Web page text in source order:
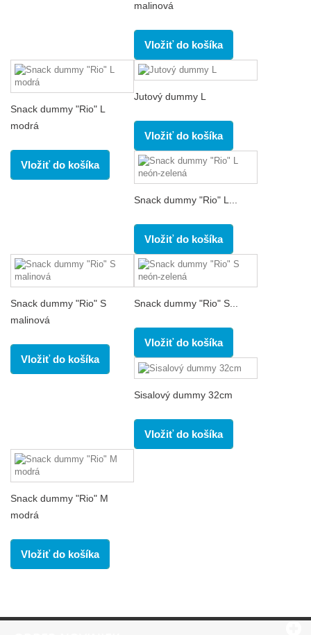
malinová
Vložiť do košíka
Snack dummy "Rio" L
modrá
Vložiť do košíka
Jutový dummy L
Vložiť do košíka
Snack dummy "Rio" L...
Vložiť do košíka
Snack dummy "Rio" S
malinová
Vložiť do košíka
Snack dummy "Rio" S...
Vložiť do košíka
Sisalový dummy 32cm
Vložiť do košíka
Snack dummy "Rio" M
modrá
Vložiť do košíka